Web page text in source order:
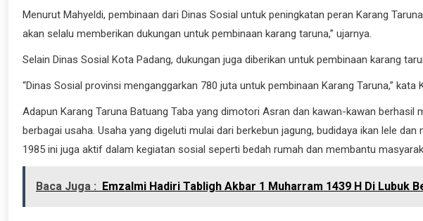
Menurut Mahyeldi, pembinaan dari Dinas Sosial untuk peningkatan peran Karang
akan selalu memberikan dukungan untuk pembinaan karang taruna,” ujarnya.
Selain Dinas Sosial Kota Padang, dukungan juga diberikan untuk pembinaan karang
“Dinas Sosial provinsi menganggarkan 780 juta untuk pembinaan Karang Taruna,” kata
Adapun Karang Taruna Batuang Taba yang dimotori Asran dan kawan-kawan berhasil
berbagai usaha. Usaha yang digeluti mulai dari berkebun jagung, budidaya ikan lele
1985 ini juga aktif dalam kegiatan sosial seperti bedah rumah dan membantu
Baca Juga : Emzalmi Hadiri Tabligh Akbar 1 Muharram 1439 H Di Lubuk